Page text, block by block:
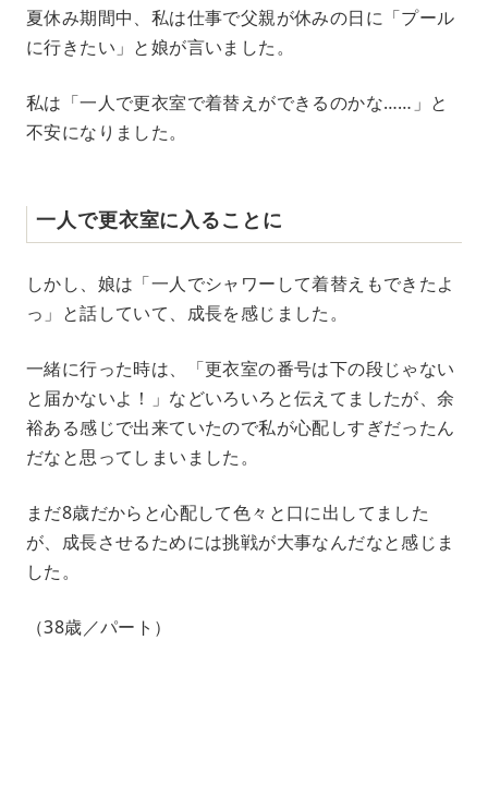
夏休み期間中、私は仕事で父親が休みの日に「プール
に行きたい」と娘が言いました。
私は「一人で更衣室で着替えができるのかな……」と
不安になりました。
一人で更衣室に入ることに
しかし、娘は「一人でシャワーして着替えもできたよ
っ」と話していて、成長を感じました。
一緒に行った時は、「更衣室の番号は下の段じゃない
と届かないよ！」などいろいろと伝えてましたが、余
裕ある感じで出来ていたので私が心配しすぎだったん
だなと思ってしまいました。
まだ8歳だからと心配して色々と口に出してました
が、成長させるためには挑戦が大事なんだなと感じま
した。
（38歳／パート）